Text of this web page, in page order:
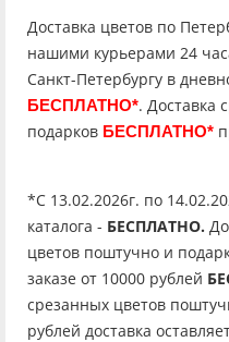
Доставка цветов по
нашими курьерами 24
Санкт-Петербургу в
БЕСПЛАТНО*. Доставка
подарков БЕСПЛАТНО*
*C 13.02.2026г. по
каталога - БЕСПЛАТНО.
цветов поштучно и
заказе от 10000 рублей
срезанных цветов
рублей доставка